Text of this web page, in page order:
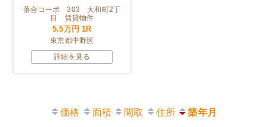
落合コーポ 303 大和町2丁
目 賃貸物件
5.5万円1R
東京都中野区
詳細を見る
価格 面積 間取 住所 築年月